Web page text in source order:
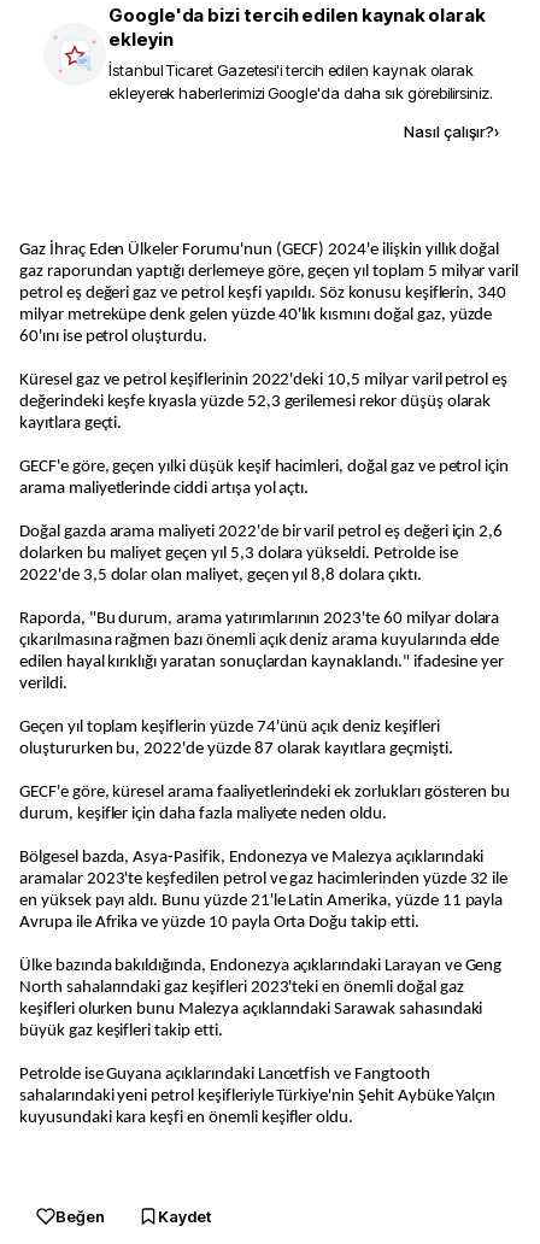
Google'da bizi tercih edilen kaynak olarak
ekleyin
İstanbul Ticaret Gazetesi'i tercih edilen kaynak olarak
ekleyerek haberlerimizi Google'da daha sık görebilirsiniz.
Nasıl çalışır?›
Gaz İhraç Eden Ülkeler Forumu'nun (GECF) 2024'e ilişkin yıllık doğal
gaz raporundan yaptığı derlemeye göre, geçen yıl toplam 5 milyar varil
petrol eş değeri gaz ve petrol keşfi yapıldı. Söz konusu keşiflerin, 340
milyar metreküpe denk gelen yüzde 40'lık kısmını doğal gaz, yüzde
60'ını ise petrol oluşturdu.
Küresel gaz ve petrol keşiflerinin 2022'deki 10,5 milyar varil petrol eş
değerindeki keşfe kıyasla yüzde 52,3 gerilemesi rekor düşüş olarak
kayıtlara geçti.
GECF'e göre, geçen yılki düşük keşif hacimleri, doğal gaz ve petrol için
arama maliyetlerinde ciddi artışa yol açtı.
Doğal gazda arama maliyeti 2022'de bir varil petrol eş değeri için 2,6
dolarken bu maliyet geçen yıl 5,3 dolara yükseldi. Petrolde ise
2022'de 3,5 dolar olan maliyet, geçen yıl 8,8 dolara çıktı.
Raporda, "Bu durum, arama yatırımlarının 2023'te 60 milyar dolara
çıkarılmasına rağmen bazı önemli açık deniz arama kuyularında elde
edilen hayal kırıklığı yaratan sonuçlardan kaynaklandı." ifadesine yer
verildi.
Geçen yıl toplam keşiflerin yüzde 74'ünü açık deniz keşifleri
oluştururken bu, 2022'de yüzde 87 olarak kayıtlara geçmişti.
GECF'e göre, küresel arama faaliyetlerindeki ek zorlukları gösteren bu
durum, keşifler için daha fazla maliyete neden oldu.
Bölgesel bazda, Asya-Pasifik, Endonezya ve Malezya açıklarındaki
aramalar 2023'te keşfedilen petrol ve gaz hacimlerinden yüzde 32 ile
en yüksek payı aldı. Bunu yüzde 21'le Latin Amerika, yüzde 11 payla
Avrupa ile Afrika ve yüzde 10 payla Orta Doğu takip etti.
Ülke bazında bakıldığında, Endonezya açıklarındaki Larayan ve Geng
North sahalarındaki gaz keşifleri 2023'teki en önemli doğal gaz
keşifleri olurken bunu Malezya açıklarındaki Sarawak sahasındaki
büyük gaz keşifleri takip etti.
Petrolde ise Guyana açıklarındaki Lancetfish ve Fangtooth
sahalarındaki yeni petrol keşifleriyle Türkiye'nin Şehit Aybüke Yalçın
kuyusundaki kara keşfi en önemli keşifler oldu.
Beğen Kaydet